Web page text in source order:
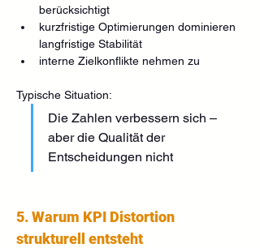
berücksichtigt
kurzfristige Optimierungen dominieren
langfristige Stabilität
interne Zielkonflikte nehmen zu
Typische Situation:
Die Zahlen verbessern sich –
aber die Qualität der
Entscheidungen nicht
5. Warum KPI Distortion
strukturell entsteht